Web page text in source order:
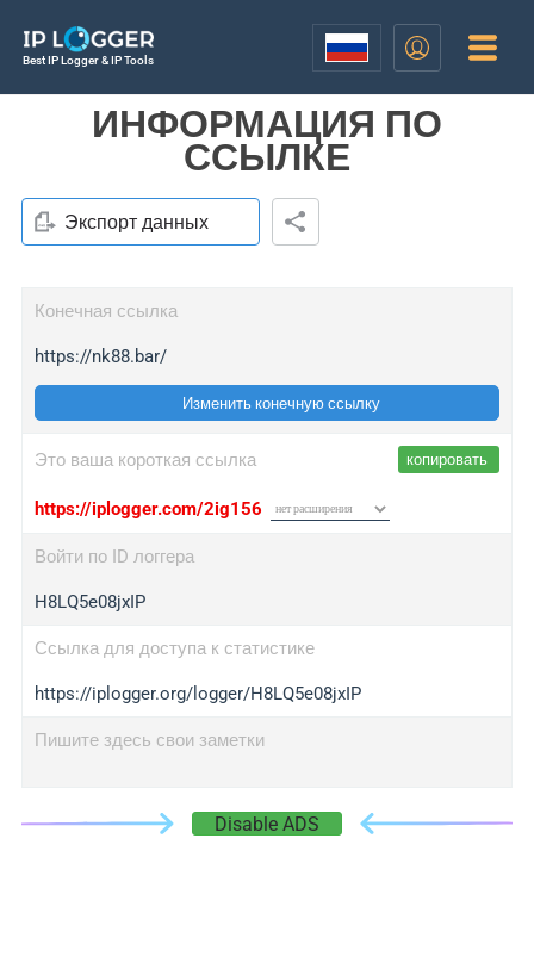
Best IP Logger & IP Tools
ИНФОРМАЦИЯ ПО
ССЫЛКЕ
Экспорт данных
Конечная ссылка
https://nk88.bar/
Изменить конечную ссылку
Это ваша короткая ссылка копировать
https://iplogger.com/2ig156
Войти по ID логгера
H8LQ5e08jxIP
Ссылка для доступа к статистике
https://iplogger.org/logger/H8LQ5e08jxIP
Пишите здесь свои заметки
Disable ADS